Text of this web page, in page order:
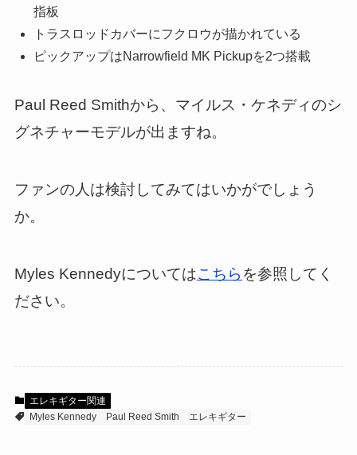
指板
トラスロッドカバーにフクロウが描かれている
ピックアップはNarrowfield MK Pickupを2つ搭載
Paul Reed Smithから、マイルス・ケネディのシ
グネチャーモデルが出ますね。
ファンの人は検討してみてはいかがでしょう
か。
Myles Kennedyについてはこちら を参照してく
ださい。
エレキギター関連
Myles Kennedy
Paul Reed Smith エレキギター